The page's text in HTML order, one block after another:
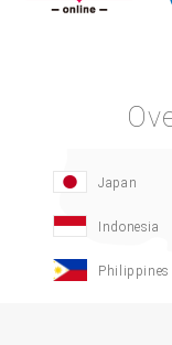
Japan
Indonesia
Philippines